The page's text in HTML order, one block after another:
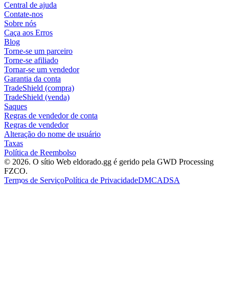
Central de ajuda
Contate-nos
Sobre nós
Caça aos Erros
Blog
Torne-se um parceiro
Torne-se afiliado
Tornar-se um vendedor
Garantia da conta
TradeShield (compra)
TradeShield (venda)
Saques
Regras de vendedor de conta
Regras de vendedor
Alteração do nome de usuário
Taxas
Política de Reembolso
© 2026. O sítio Web eldorado.gg é gerido pela GWD Processing
FZCO.
Termos de ServiçoPolítica de PrivacidadeDMCADSA